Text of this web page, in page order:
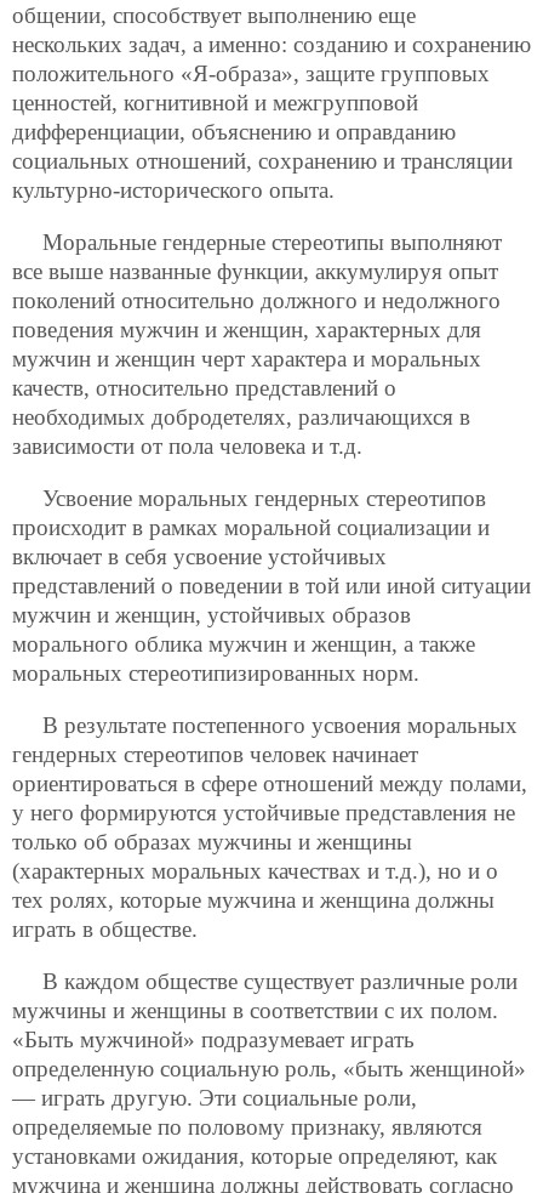
общении, способствует выполнению еще
нескольких задач, а именно: созданию и сохранению
положительного «Я-образа», защите групповых
ценностей, когнитивной и межгрупповой
дифференциации, объяснению и оправданию
социальных отношений, сохранению и трансляции
культурно-исторического опыта.
Моральные гендерные стереотипы выполняют
все выше названные функции, аккумулируя опыт
поколений относительно должного и недолжного
поведения мужчин и женщин, характерных для
мужчин и женщин черт характера и моральных
качеств, относительно представлений о
необходимых добродетелях, различающихся в
зависимости от пола человека и т.д.
Усвоение моральных гендерных стереотипов
происходит в рамках моральной социализации и
включает в себя усвоение устойчивых
представлений о поведении в той или иной ситуации
мужчин и женщин, устойчивых образов
морального облика мужчин и женщин, а также
моральных стереотипизированных норм.
В результате постепенного усвоения моральных
гендерных стереотипов человек начинает
ориентироваться в сфере отношений между полами,
у него формируются устойчивые представления не
только об образах мужчины и женщины
(характерных моральных качествах и т.д.), но и о
тех ролях, которые мужчина и женщина должны
играть в обществе.
В каждом обществе существует различные роли
мужчины и женщины в соответствии с их полом.
«Быть мужчиной» подразумевает играть
определенную социальную роль, «быть женщиной»
— играть другую. Эти социальные роли,
определяемые по половому признаку, являются
установками ожидания, которые определяют, как
мужчина и женщина должны действовать согласно